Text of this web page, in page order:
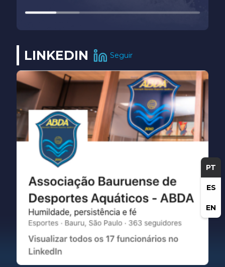
PT
ES
EN
LINKEDIN Seguir